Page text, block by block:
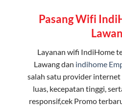
Pasang Wifi
Layanan wifi IndiHome
Lawang dan indihome
salah satu provider
luas, kecepatan tinggi,
responsif,cek Promo